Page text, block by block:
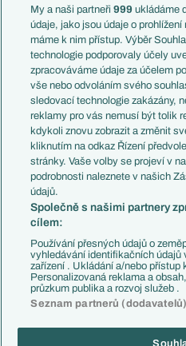
Témata
Představení týmů MS
EuroSkauting
PL v kostce
Evropské koeficienty
Přestupy
Přestupové spekulace
Zranění
Kluby
Arsenal FC
Chelsea FC
Manchester United
AC Milán
Juventus FC
Bayern Mnichov
FC Barcelona
Real Madrid
My a naši partneři999 ukládáme
údaje, jako jsou údaje o
máme k nim přístup. Výběr
technologie podporovaly účely
zpracováváme údaje za účelem
vše nebo odvoláním svého
sledovací technologie zakázány,
reklamy pro vás nemusí být tolik
kdykoli znovu zobrazit a změnit
kliknutím na odkaz Řízení
stránky. Vaše volby se projeví v
podrobnosti naleznete v našich
údajů.
Společně s našimi partnery
cílem:
Používání přesných údajů o
vyhledávání identifikačních
zařízení . Ukládání a/nebo přístup
Personalizovaná reklama a
průzkum publika a rozvoj služeb .
Seznam partnerů (dodavatelů)